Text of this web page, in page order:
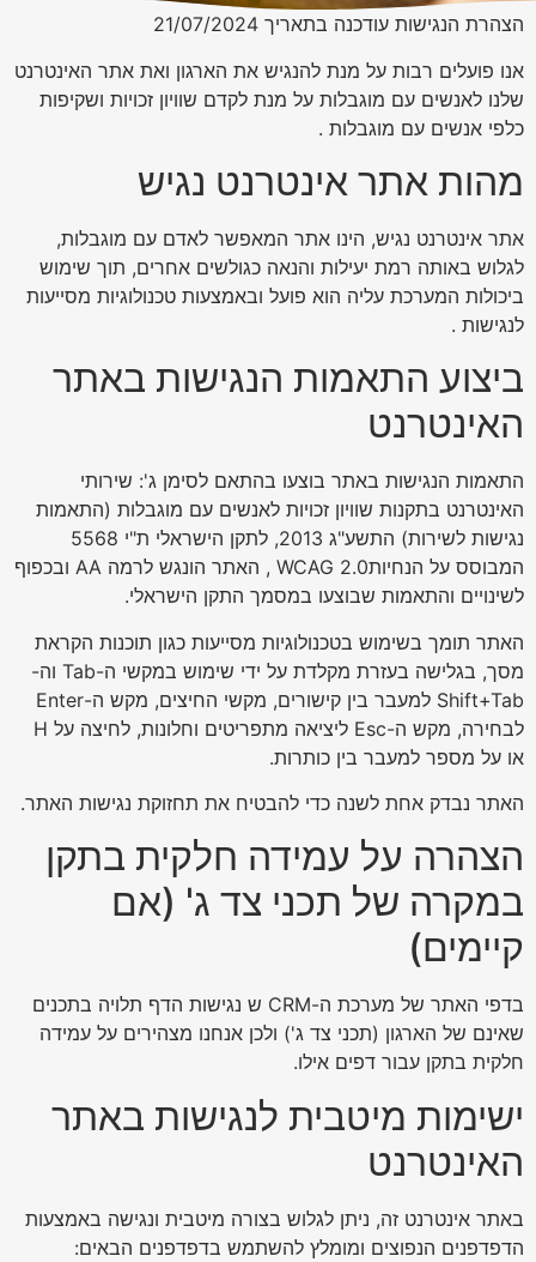
הצהרת הנגישות עודכנה בתאריך 21/07/2024
אנו פועלים רבות על מנת להנגיש את הארגון ואת אתר האינטרנט
שלנו לאנשים עם מוגבלות על מנת לקדם שוויון זכויות ושקיפות
כלפי אנשים עם מוגבלות .
מהות אתר אינטרנט נגיש
אתר אינטרנט נגיש, הינו אתר המאפשר לאדם עם מוגבלות,
לגלוש באותה רמת יעילות והנאה כגולשים אחרים, תוך שימוש
ביכולות המערכת עליה הוא פועל ובאמצעות טכנולוגיות מסייעות
לנגישות .
ביצוע התאמות הנגישות באתר
האינטרנט
התאמות הנגישות באתר בוצעו בהתאם לסימן ג': שירותי
האינטרנט בתקנות שוויון זכויות לאנשים עם מוגבלות (התאמות
נגישות לשירות) התשע"ג 2013, לתקן הישראלי ת"י 5568
המבוסס על הנחיותWCAG 2.0 , האתר הונגש לרמה AA ובכפוף
לשינויים והתאמות שבוצעו במסמך התקן הישראלי.
האתר תומך בשימוש בטכנולוגיות מסייעות כגון תוכנות הקראת
מסך, בגלישה בעזרת מקלדת על ידי שימוש במקשי ה-Tab וה-
Shift+Tab למעבר בין קישורים, מקשי החיצים, מקש ה-Enter
לבחירה, מקש ה-Esc ליציאה מתפריטים וחלונות, לחיצה על H
או על מספר למעבר בין כותרות.
האתר נבדק אחת לשנה כדי להבטיח את תחזוקת נגישות האתר.
הצהרה על עמידה חלקית בתקן
במקרה של תכני צד ג' (אם
קיימים)
בדפי האתר של מערכת ה-CRM ש נגישות הדף תלויה בתכנים
שאינם של הארגון (תכני צד ג') ולכן אנחנו מצהירים על עמידה
חלקית בתקן עבור דפים אילו.
ישימות מיטבית לנגישות באתר
האינטרנט
באתר אינטרנט זה, ניתן לגלוש בצורה מיטבית ונגישה באמצעות
הדפדפנים הנפוצים ומומלץ להשתמש בדפדפנים הבאים: